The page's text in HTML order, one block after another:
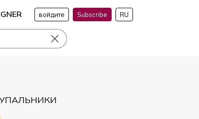
войдите Subscribe RU